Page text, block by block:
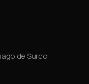
de Surco